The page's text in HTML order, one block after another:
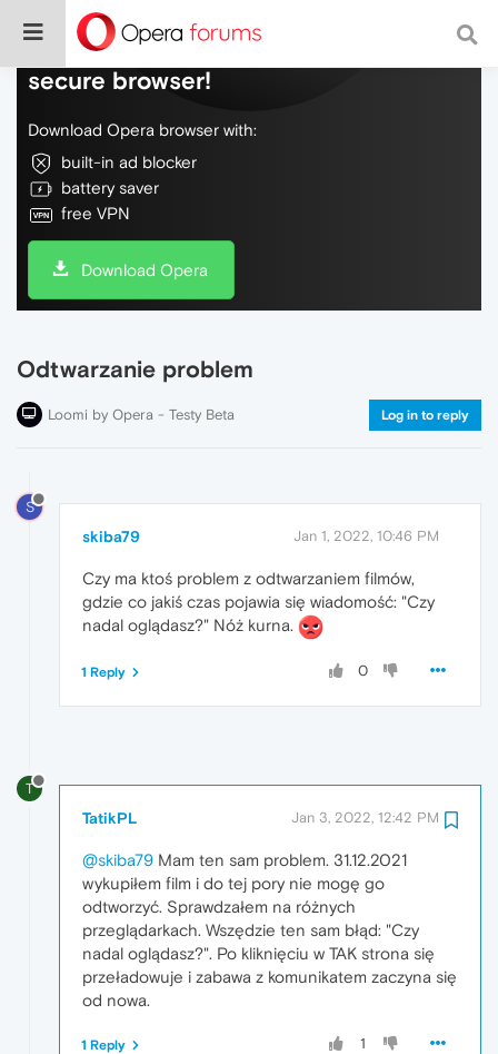
Do more on the web, with a fast and
secure browser!
Download Opera browser with:
built-in ad blocker
battery saver
free VPN
Download Opera
Odtwarzanie problem
Loomi by Opera - Testy Beta Log in to reply
S
skiba79 Jan 1, 2022, 10:46 PM
Czy ma ktoś problem z odtwarzaniem filmów,
gdzie co jakiś czas pojawia się wiadomość: "Czy
nadal oglądasz?" Nóż kurna.
0
1 Reply
T
TatikPL Jan 3, 2022, 12:42 PM
@skiba79 Mam ten sam problem. 31.12.2021
wykupiłem film i do tej pory nie mogę go
odtworzyć. Sprawdzałem na różnych
przeglądarkach. Wszędzie ten sam błąd: "Czy
nadal oglądasz?". Po kliknięciu w TAK strona się
przeładowuje i zabawa z komunikatem zaczyna się
od nowa.
1
1 Reply